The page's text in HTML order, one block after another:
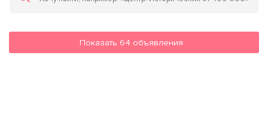
Показать 64 объявления